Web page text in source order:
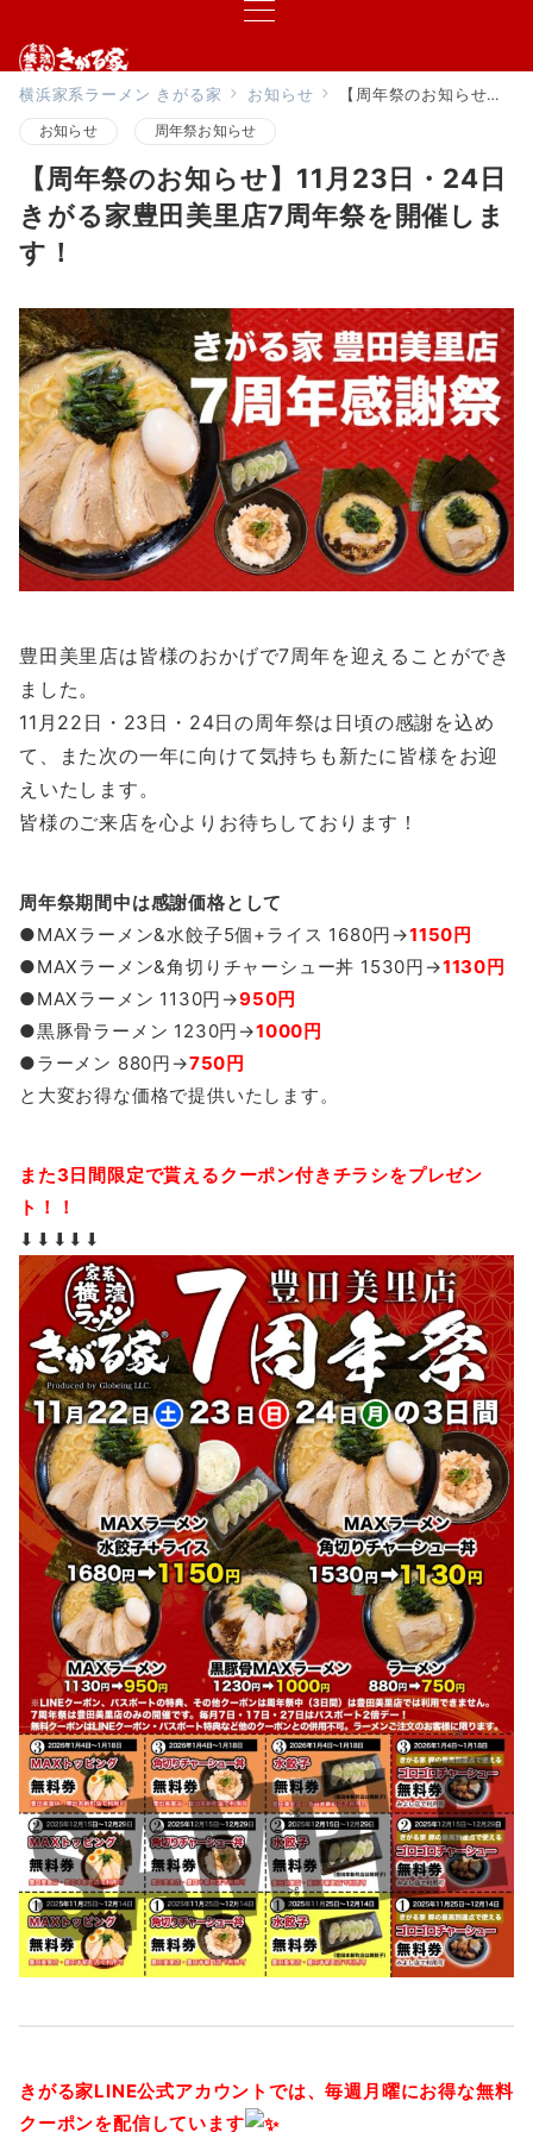
横浜家系ラーメン きがる家 お知らせ 【周年祭のお知らせ】11月23日・24日 きがる家豊田美里店7周年祭を開催します！
お知らせ 周年祭お知らせ
【周年祭のお知らせ】11月23日・24日
きがる家豊田美里店7周年祭を開催しま
す！
豊田美里店は皆様のおかげで7周年を迎えることができ
ました。
11月22日・23日・24日の周年祭は日頃の感謝を込め
て、また次の一年に向けて気持ちも新たに皆様をお迎
えいたします。
皆様のご来店を心よりお待ちしております！
周年祭期間中は感謝価格として
●MAXラーメン&水餃子5個+ライス 1680円→1150円
●MAXラーメン&角切りチャーシュー丼 1530円→1130円
●MAXラーメン 1130円→950円
●黒豚骨ラーメン 1230円→1000円
●ラーメン 880円→750円
と大変お得な価格で提供いたします。
また3日間限定で貰えるクーポン付きチラシをプレゼン
ト！！
⬇︎⬇︎⬇︎⬇︎⬇︎
きがる家LINE公式アカウントでは、毎週月曜にお得な無料
クーポンを配信しています